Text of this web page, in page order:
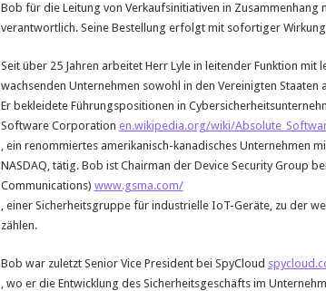
Bob für die Leitung von Verkaufsinitiativen in Zusammenhang
verantwortlich. Seine Bestellung erfolgt mit sofortiger
Seit über 25 Jahren arbeitet Herr Lyle in leitender Funktion mit
wachsenden Unternehmen sowohl in den Vereinigten Staaten
Er bekleidete Führungspositionen in
Software Corporation en.wikipedia.org/wiki/
, ein renommiertes amerikanisch-kanadisches Unternehmen
NASDAQ, tätig. Bob ist Chairman der Device Security Group
Communications) www.gsma.com/
, einer Sicherheitsgruppe für industrielle IoT-Geräte, zu der
zählen.
Bob war zuletzt Senior Vice President bei SpyCloud
, wo er die Entwicklung des Sicherheitsgeschäfts im